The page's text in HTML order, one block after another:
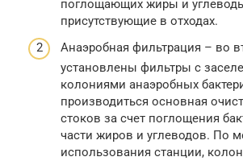
поглощающих жиры и
присутствующие в отходах.
Анаэробная фильтрация – во
установлены фильтры с
колониями анаэробных
производиться основная
стоков за счет поглощения
части жиров и углеводов. По
использования станции,